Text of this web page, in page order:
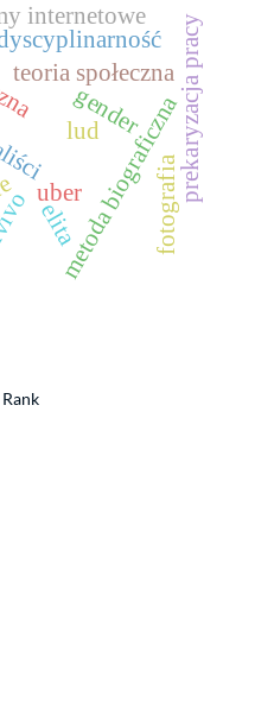
elita
lud
metoda biograficzna
uber
internetowe prekaryzacja pracy
teoria społeczna
fotografia
gender